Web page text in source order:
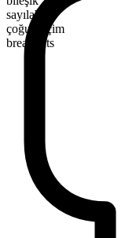
sayılabilir
çoğul biçim
breadnuts